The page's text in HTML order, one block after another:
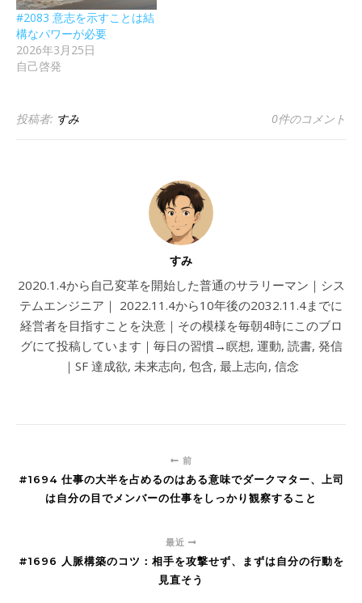
#2083 意志を示すことは結
構なパワーが必要
2026年3月25日
自己啓発
投稿者: すみ 0件のコメント
すみ
2020.1.4から自己変革を開始した普通のサラリーマン｜シス
テムエンジニア｜ 2022.11.4から10年後の2032.11.4までに
経営者を目指すことを決意｜その模様を毎朝4時にこのブロ
グにて投稿しています｜毎日の習慣→瞑想, 運動, 読書, 発信
｜SF 達成欲, 未来志向, 包含, 最上志向, 信念
前
#1694 仕事の大半を占めるのはある意味でダークマター、上司
は自分の目でメンバーの仕事をしっかり観察すること
最近
#1696 人脈構築のコツ：相手を攻撃せず、まずは自分の行動を
見直そう